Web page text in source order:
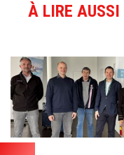
À LIRE AUSSI